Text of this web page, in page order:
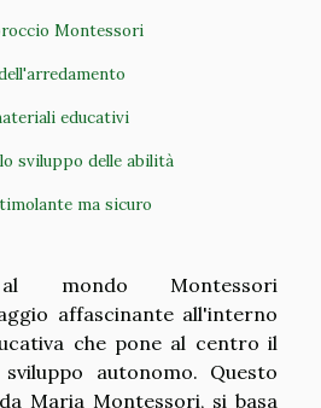
Montessori
educativi
sviluppo delle abilità
ma sicuro
al mondo Montessori
affascinante all'interno
che pone al centro il
autonomo. Questo
Maria Montessori, si basa